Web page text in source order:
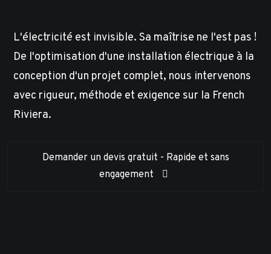
L'électricité est invisible. Sa maîtrise ne l'est pas !
De l'optimisation d'une installation électrique à la
conception d'un projet complet, nous intervenons
avec rigueur, méthode et exigence sur la French
Riviera.
Demander un devis gratuit - Rapide et sans
engagement